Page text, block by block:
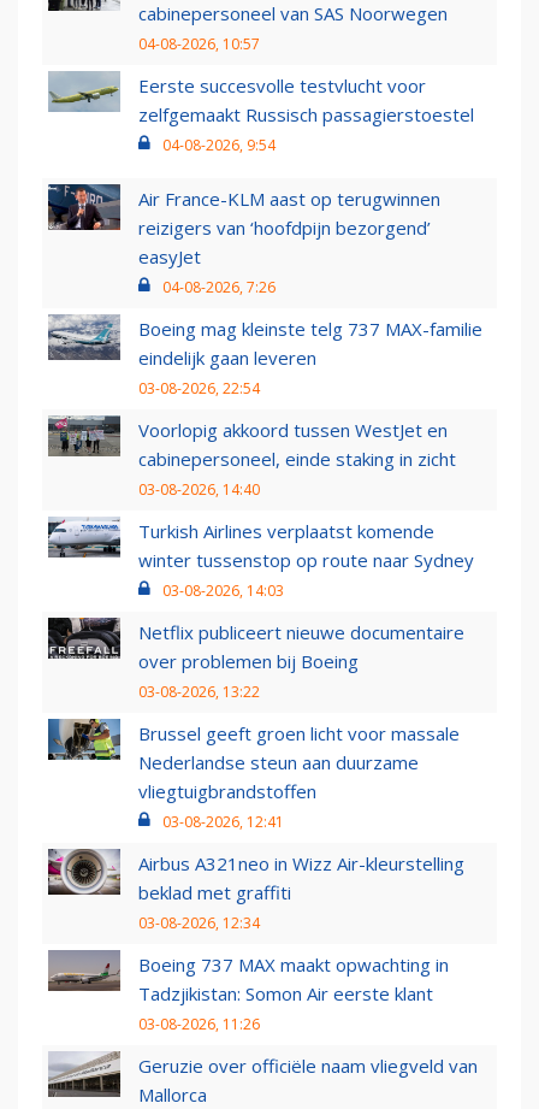
cabinepersoneel van SAS Noorwegen
04-08-2026, 10:57
Eerste succesvolle testvlucht voor
zelfgemaakt Russisch passagierstoestel
04-08-2026, 9:54
Air France-KLM aast op terugwinnen
reizigers van ‘hoofdpijn bezorgend’
easyJet
04-08-2026, 7:26
Boeing mag kleinste telg 737 MAX-familie
eindelijk gaan leveren
03-08-2026, 22:54
Voorlopig akkoord tussen WestJet en
cabinepersoneel, einde staking in zicht
03-08-2026, 14:40
Turkish Airlines verplaatst komende
winter tussenstop op route naar Sydney
03-08-2026, 14:03
Netflix publiceert nieuwe documentaire
over problemen bij Boeing
03-08-2026, 13:22
Brussel geeft groen licht voor massale
Nederlandse steun aan duurzame
vliegtuigbrandstoffen
03-08-2026, 12:41
Airbus A321neo in Wizz Air-kleurstelling
beklad met graffiti
03-08-2026, 12:34
Boeing 737 MAX maakt opwachting in
Tadzjikistan: Somon Air eerste klant
03-08-2026, 11:26
Geruzie over officiële naam vliegveld van
Mallorca